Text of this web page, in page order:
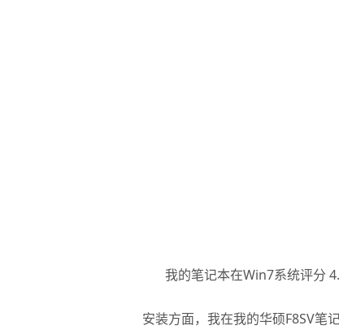
我的笔记本在Win7系统评分
安装方面，我在我的华硕F8SV笔